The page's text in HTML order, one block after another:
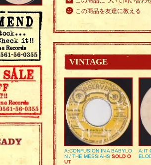
この商品を友達に教える
VINTAGE
A:CONFUSION IN A BABYLO
N / THE MESSIAHS SOLD O
UT
A:IT